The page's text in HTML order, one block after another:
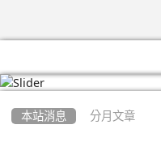
本站消息 分月文章